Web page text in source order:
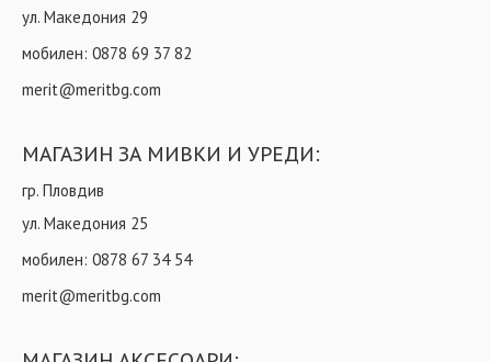
ул. Македония 29
мобилен: 0878 69 37 82
merit@meritbg.com
МАГАЗИН ЗА МИВКИ И УРЕДИ:
гр. Пловдив
ул. Македония 25
мобилен: 0878 67 34 54
merit@meritbg.com